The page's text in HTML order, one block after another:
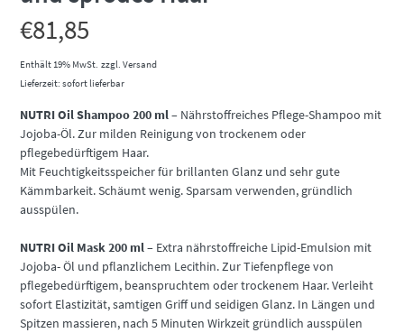
€81,85
Enthält 19% MwSt. zzgl.Versand
Lieferzeit: sofort lieferbar
NUTRI Oil Shampoo 200 ml– Nährstoffreiches Pflege-Shampoo mit
Jojoba-Öl. Zur milden Reinigung von trockenem oder
pflegebedürftigem Haar.
Mit Feuchtigkeitsspeicher für brillanten Glanz und sehr gute
Kämmbarkeit. Schäumt wenig. Sparsam verwenden, gründlich
ausspülen.
NUTRI Oil Mask 200 ml– Extra nährstoffreiche Lipid-Emulsion mit
Jojoba- Öl und pflanzlichem Lecithin. Zur Tiefenpflege von
pflegebedürftigem, beanspruchtem oder trockenem Haar. Verleiht
sofort Elastizität, samtigen Griff und seidigen Glanz. In Längen und
Spitzen massieren, nach 5 Minuten Wirkzeit gründlich ausspülen